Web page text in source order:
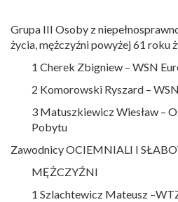
Grupa III Osoby z
życia, mężczyźni powyżej 61 roku
1 Cherek Zbigniew – WSN
2 Komorowski Ryszard –
3 Matuszkiewicz Wiesław –
Pobytu
Zawodnicy OCIEMNIALI I
MĘŻCZYŹNI
1 Szlachtewicz Mateusz